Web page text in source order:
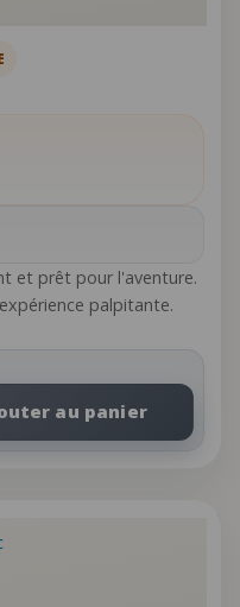
et prêt pour l'aventure.
palpitante.
au panier